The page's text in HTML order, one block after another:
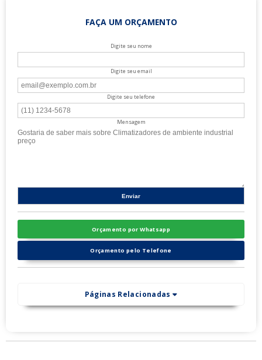
FAÇA UM ORÇAMENTO
Digite seu nome
Digite seu email
Digite seu telefone
Mensagem
Orçamento por Whatsapp
Orçamento pelo Telefone
Páginas Relacionadas